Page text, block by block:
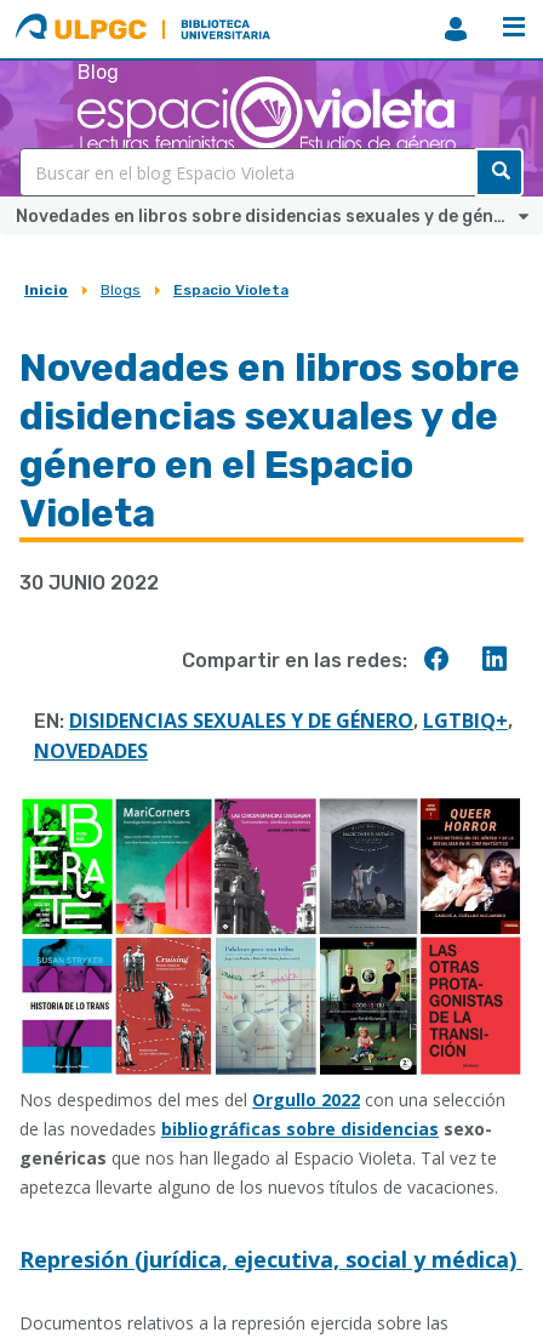
ULPGC
Biblioteca
ULPGC
Blog
Novedades en libros sobre disidencias sexuales y de género en el Espacio Violeta
Sobrescribir
de
ayuda
a
la
navegación
Inicio Blogs Espacio Violeta
Novedades en libros sobre
disidencias sexuales y de
género en el Espacio
Violeta
30 JUNIO 2022
Compartir en las redes:
EN: DISIDENCIAS SEXUALES Y DE GÉNERO, LGTBIQ+,
NOVEDADES
Nos despedimos del mes del Orgullo 2022 con una selección
de las novedades bibliográficas sobre disidencias sexo-
genéricas que nos han llegado al Espacio Violeta. Tal vez te
apetezca llevarte alguno de los nuevos títulos de vacaciones.
Represión (jurídica, ejecutiva, social y médica)
Documentos relativos a la represión ejercida sobre las